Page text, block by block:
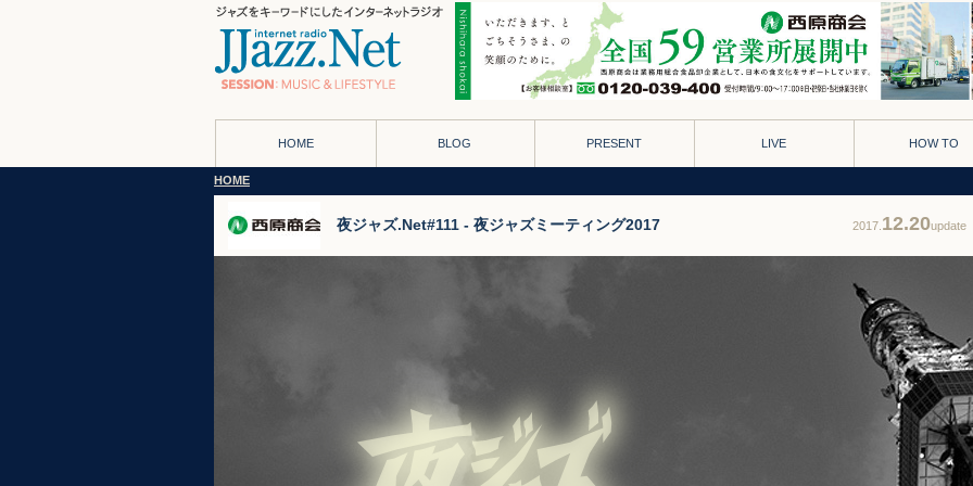
HOME BLOG PRESENT LIVE HOW TO
HOME
夜ジャズ.Net#111 - 夜ジャズミーティング2017 2017. 12.20update